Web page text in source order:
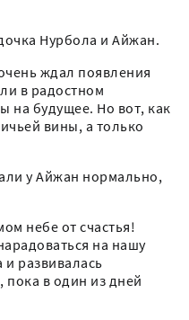
Нурбола и Айжан.
ждал появления
в радостном
на будущее. Но вот, как
вины, а только
у Айжан нормально,
небе от счастья!
на нашу
развивалась
в один из дней